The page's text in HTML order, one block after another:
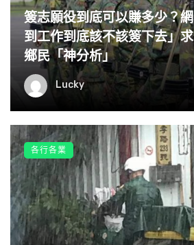
簽志願役到底可以賺多少？
到工作到底該不該簽下去」
鄉民「神分析」
Lucky
各行各業